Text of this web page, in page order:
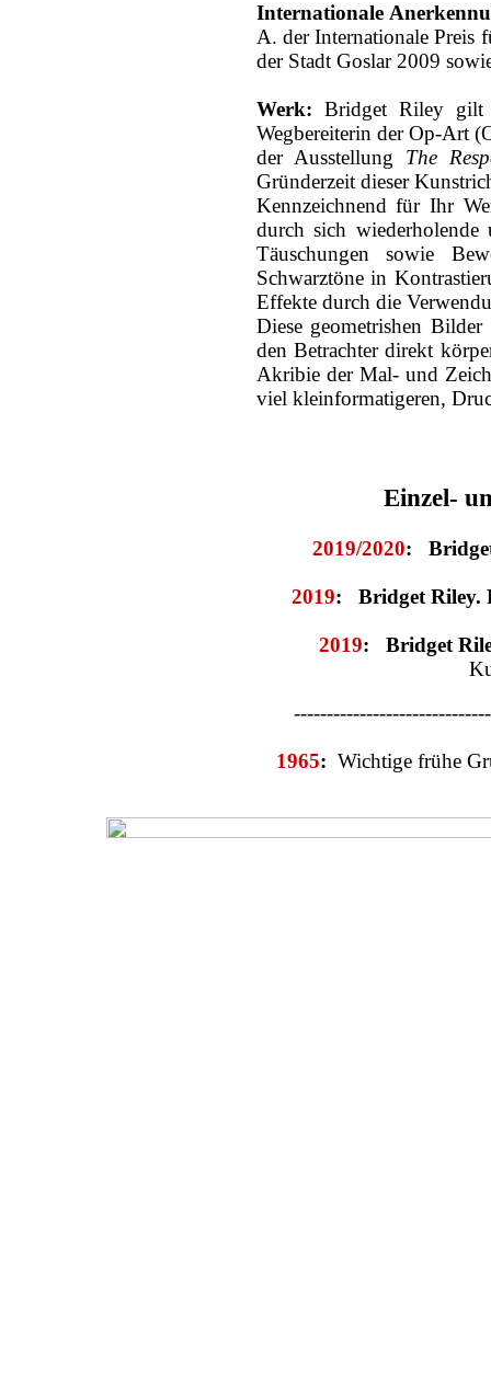
Internationale
A. der Internationale Preis
der Stadt Goslar 2009
Werk: Bridget Riley gilt
Wegbereiterin der Op-Art
der Ausstellung The
Gründerzeit dieser
Kennzeichnend für Ihr
durch sich wiederholende
Täuschungen sowie
Schwarztöne in
Effekte durch die
Diese geometrishen
den Betrachter direkt
Akribie der Mal- und
viel kleinformatigeren,
Einzel-
2019/2020:
2019: Bridget Riley.
2019: Bridget
1965: Wichtige frühe